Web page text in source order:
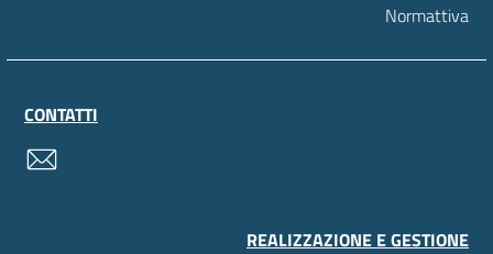
Normattiva
CONTATTI
REALIZZAZIONE E GESTIONE